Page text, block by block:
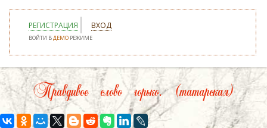
РЕГИСТРАЦИЯ ВХОД
ВОЙТИ ВДЕМО РЕЖИМЕ
Правдивое слово горько. (татарская)